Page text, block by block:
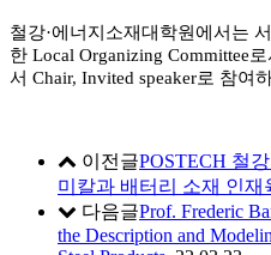
철강·에너지소재대학원에서는
한 Local Organizing Committee로
서 Chair, Invited speaker로 참여
이전글POSTECH 철
미칼과 배터리 소재 인재
다음글Prof. Frederic
the Description and